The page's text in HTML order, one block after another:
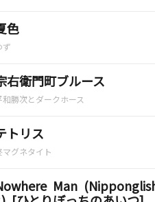
色
ず
右衛門町ブルース
和勝次とダークホース
トリス
マグネタイト
Man